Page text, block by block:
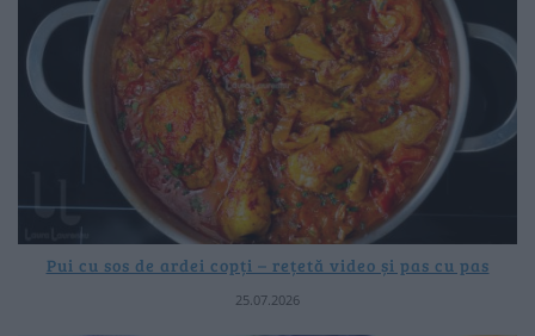
Pui cu sos de ardei copți – rețetă video și pas cu pas
25.07.2026